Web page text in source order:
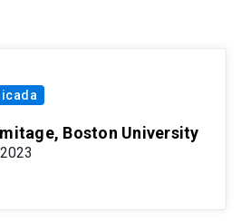
Boston University